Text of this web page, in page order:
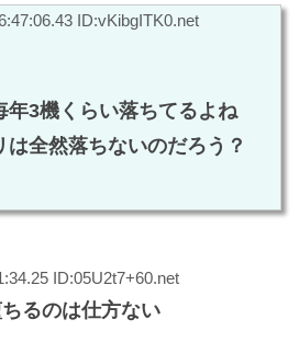
ID:vKibgITK0.net
年3機くらい落ちてるよね
全然落ちないのだろう？
ID:05U2t7+60.net
るのは仕方ない